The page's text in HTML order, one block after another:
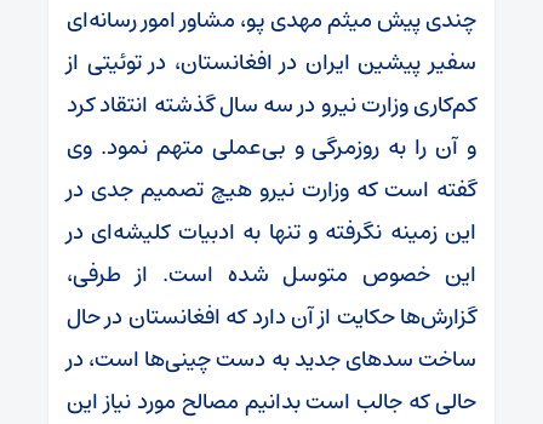
چندی پیش میثم مهدی پو، مشاور امور رسانه‌ای
سفیر پیشین ایران در افغانستان، در توئیتی از
کم‌کاری وزارت نیرو در سه سال گذشته انتقاد کرد
و آن را به روزمرگی و بی‌عملی متهم نمود. وی
گفته است که وزارت نیرو هیچ تصمیم جدی در
این زمینه نگرفته و تنها به ادبیات کلیشه‌ای در
این خصوص متوسل شده است. از طرفی،
گزارش‌ها حکایت از آن دارد که افغانستان در حال
ساخت سد‌های جدید به دست چینی‌ها است، در
حالی که جالب است بدانیم مصالح مورد نیاز این